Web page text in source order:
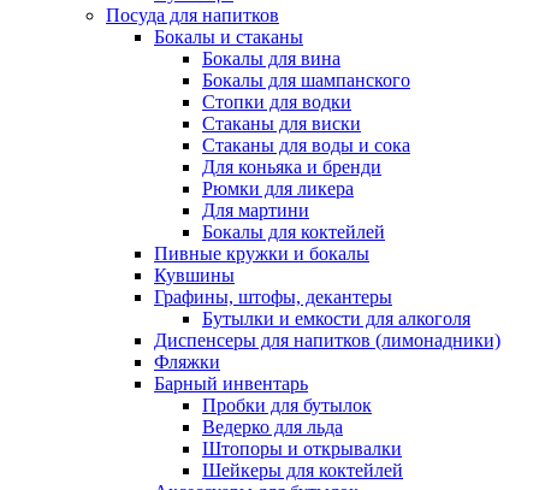
Посуда для напитков
Бокалы и стаканы
Бокалы для вина
Бокалы для шампанского
Стопки для водки
Стаканы для виски
Стаканы для воды и сока
Для коньяка и бренди
Рюмки для ликера
Для мартини
Бокалы для коктейлей
Пивные кружки и бокалы
Кувшины
Графины, штофы, декантеры
Бутылки и емкости для алкоголя
Диспенсеры для напитков (лимонадники)
Фляжки
Барный инвентарь
Пробки для бутылок
Ведерко для льда
Штопоры и открывалки
Шейкеры для коктейлей